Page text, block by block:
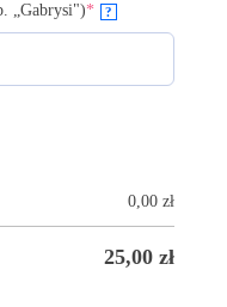
„Gabrysi")* ?
0,00zł
25,00zł